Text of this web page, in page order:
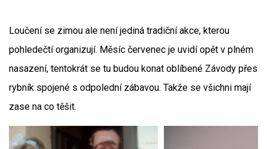
Loučení se zimou ale není jediná tradiční akce, kterou
pohledečtí organizují. Měsíc červenec je uvidí opět v plném
nasazení, tentokrát se tu budou konat oblíbené Závody přes
rybník spojené s odpolední zábavou. Takže se všichni mají
zase na co těšit.